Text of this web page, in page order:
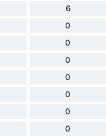
6
0
0
0
0
0
0
0